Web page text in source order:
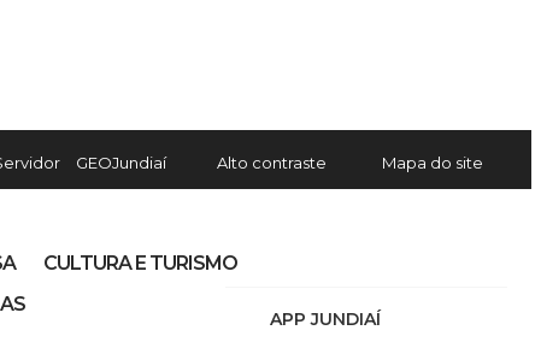
GEOJundiaí Alto contraste Mapa do site
APP JUNDIAÍ
CULTURA E TURISMO